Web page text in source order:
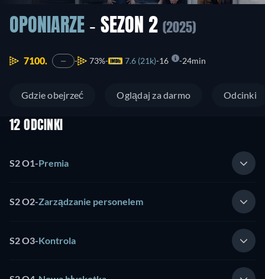
OPONIARZE - SEZON 2 (2025)
7100. — 73% 7.6 (21k) 16 24min
Gdzie obejrzeć Oglądaj za darmo Odcinki
12 ODCINKI
S2 O1-Premia
S2 O2-Zarządzanie personelem
S2 O3-Kontrola